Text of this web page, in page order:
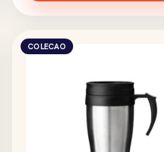
COLECAO